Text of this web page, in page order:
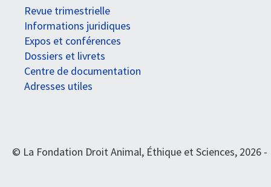
Revue trimestrielle
Informations juridiques
Expos et conférences
Dossiers et livrets
Centre de documentation
Adresses utiles
© La Fondation Droit Animal, Éthique et Sciences, 2026 -